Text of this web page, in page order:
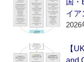
国
イ
2026
【